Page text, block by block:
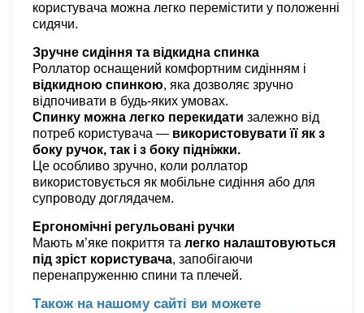
користувача можна легко перемістити у положенні
сидячи.
Зручне сидіння та відкидна спинка
Роллатор оснащений комфортним сидінням і
відкидною спинкою, яка дозволяє зручно
відпочивати в будь-яких умовах.
Спинку можна легко перекидати залежно від
потреб користувача — використовувати її як з
боку ручок, так і з боку підніжки.
Це особливо зручно, коли роллатор
використовується як мобільне сидіння або для
супроводу доглядачем.
Ергономічні регульовані ручки
Мають м’яке покриття та легко налаштовуються
під зріст користувача, запобігаючи
перенапруженню спини та плечей.
Також на нашому сайті ви можете